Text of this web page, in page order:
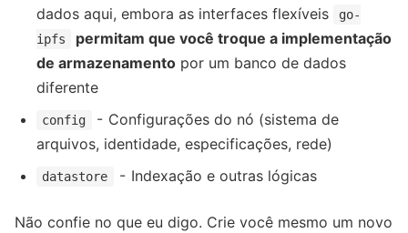
dados aqui, embora as interfaces flexíveis
go-
ipfs
permitam que você troque a implementação
de armazenamento por um banco de dados
diferente
config
- Configurações do nó (sistema de
arquivos, identidade, especificações, rede)
datastore - Indexação e outras lógicas
Não confie no que eu digo. Crie você mesmo um novo